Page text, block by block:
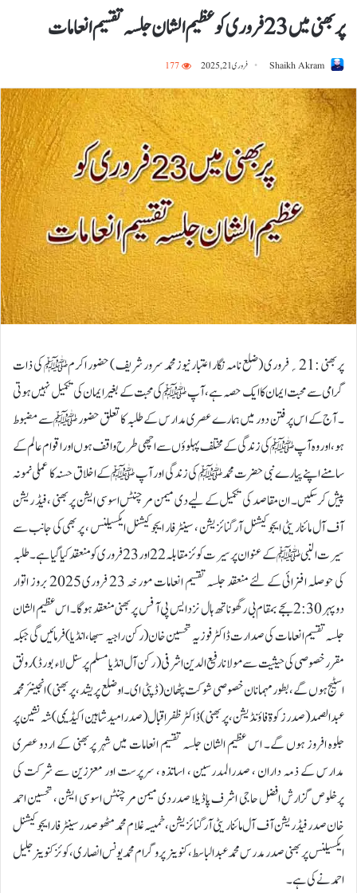
پربھنی میں 23 فروری کو عظیم الشان جلسہ تقسیم انعامات
Shaikh Akram فروری 21, 2025 177
پربھنی :21؍فروری ( ضلع نامہ نگار اعتبار نیوز محمد سرور شریف ) حضور اکرم ﷺ کی ذات
گرامی سے محبت ایمان کا ایک حصہ ہے ، آپ ﷺ کی محبت کے بغیر ایمان کی تکمیل نہیں ہوتی
۔ آج کے اس پرفتن دور میں ہمارے عصری مدارس کے طلبہ کا تعلق حضور ﷺ سے مضبوط
ہو، اور وہ آپ ﷺ کی زندگی کے مختلف پہلوؤں سے اچھی طرح واقف ہوں اور اقوام عالم کے
سامنے اپنے پیارے نبی حضرت محمد ﷺ کی زندگی اور آپ ﷺ کے اخلاق حسنہ کا عملی نمونہ
پیش کر سکیں۔ ان مقاصد کی تکمیل کے لیے دی میمن مرچنٹس اسوسی ایشن پر بھنی ، فیڈ ریشن
آف آل ما ئناریٹی ایجوکیشنل آرگنائزیشن ، سینٹر فار ایجوکیشنل ایکسیلنس ، پر بھی کی جانب سے
سیرت النبی ﷺ کے عنوان پر سیرت کوئز مقابلہ 22 اور 23 فروری کو منعقد کیا گیا ہے۔ طلبہ
کی حوصلہ افزائی کے لئے منعقد جلسہ تقسیم انعامات مورخہ 23 فروری 2025 بروز اتوار
دوپہر 2:30 بجے بمقام بی رگھو ناتھ ہال نزد ایس پی آ فس پربھنی منعقد ہوگا ۔ اس عظیم الشان
جلسہ تقسیم انعامات کی صدارت ڈاکٹر فوزیہ تحسین خان (رکن راجیہ سبھا ، انڈیا) فرمائیں گی جبکہ
مقرر خصوصی کی حیثیت سےمولا نا رفیع الدین اشرفی ( رکن آل انڈیا مسلم پرسنل لاء بورڈ ) رونق
اسٹیج ہوں گے، بطور مہمانان خصوصی شوکت پٹھان ( ڈپٹی ای ۔ او ضلع پریشد، پر بھنی ) انجینئر محمد
عبد الصمد ( صدر ز کوۃ فاؤنڈیشن، پر بھنی) ڈاکٹر ظفر اقبال( صدر امید شاہین اکیڈیمی ) شہ نشین پر
جلوہ افروز ہوں گے۔ اس عظیم الشان جلسہ تقسیم انعامات میں شہر پربھنی کے اردو عصری
مدارس کے ذمہ داران ، صدرالمدرسین ، اساتذہ ، سرپرست اور معززین سے شرکت کی
پرخلوص گزارش افضل حاجی اشرف پاڈیلا صدردی میمن مرچنٹس اسوسی ایشن ، تحسین احمد
خان صدر فیڈریشن آف آل مائناریٹی آرگنائزیشن ، خمیسہ غلام محمد مٹھو صدر سینٹر فار ایجوکیشنل
ایکسیلنس پربھنی صدر مدرس محمد عبدالباسط ، کنوینر پروگرام محمد یونس انصاری ، کوئز کنوینر جلیل
احمد نے کی ہے۔